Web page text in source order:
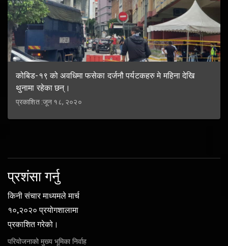
कोबिड-१९ को अवधिमा फसेका दर्जनौ पर्यटकहरु मे महिना देखि
थुनामा रहेका छन्।
प्रकाशित :जून १८, २०२०
प्रशंसा गर्नु
किनी संचार माध्यमले मार्च
१०,२०२० प्रयोगशालामा
प्रकाशित गरेको।
परियोजनाको मुख्य भूमिका निर्वाह